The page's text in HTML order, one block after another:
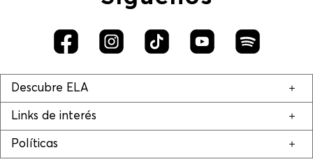
Descubre ELA
Links de interés
Políticas